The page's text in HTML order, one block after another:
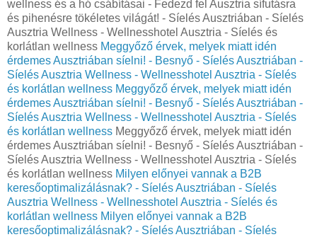
wellness és a hó csábításai - Fedezd fel Ausztria sífutásra
és pihenésre tökéletes világát! - Síelés Ausztriában - Síelés
Ausztria Wellness - Wellnesshotel Ausztria - Síelés és
korlátlan wellness Meggyőző érvek, melyek miatt idén
érdemes Ausztriában síelni! - Besnyő - Síelés Ausztriában -
Síelés Ausztria Wellness - Wellnesshotel Ausztria - Síelés
és korlátlan wellness Meggyőző érvek, melyek miatt idén
érdemes Ausztriában síelni! - Besnyő - Síelés Ausztriában -
Síelés Ausztria Wellness - Wellnesshotel Ausztria - Síelés
és korlátlan wellness Meggyőző érvek, melyek miatt idén
érdemes Ausztriában síelni! - Besnyő - Síelés Ausztriában -
Síelés Ausztria Wellness - Wellnesshotel Ausztria - Síelés
és korlátlan wellness Milyen előnyei vannak a B2B
keresőoptimalizálásnak? - Síelés Ausztriában - Síelés
Ausztria Wellness - Wellnesshotel Ausztria - Síelés és
korlátlan wellness Milyen előnyei vannak a B2B
keresőoptimalizálásnak? - Síelés Ausztriában - Síelés